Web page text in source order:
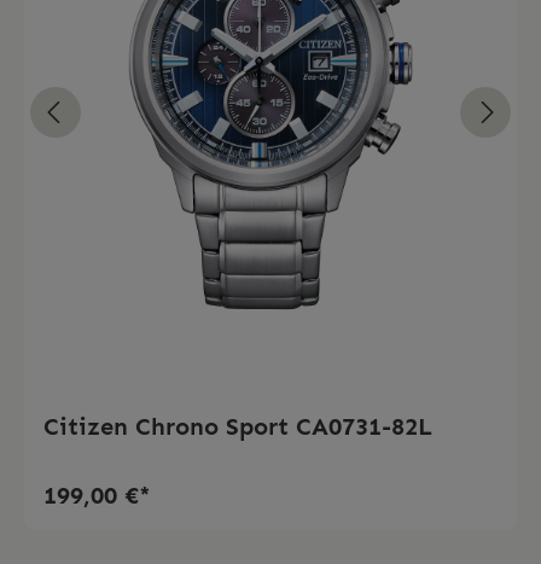
Citizen Chrono Sport CA0731-82L
199,00 €*